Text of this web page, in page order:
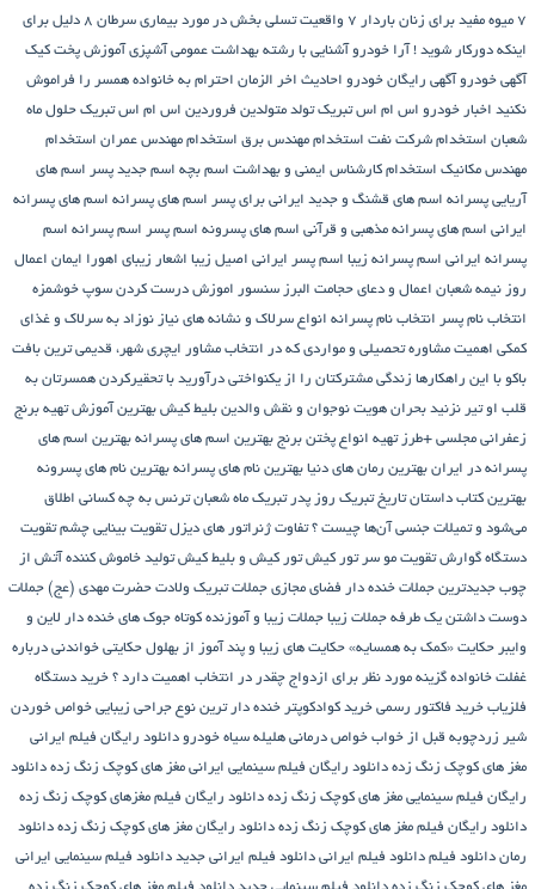
7 میوه مفید برای زنان باردار 7 واقعیت تسلی بخش در مورد بیماری سرطان
8 دلیل برای
اینکه دورکار شوید ! آرا خودرو آشنایی با رشته بهداشت عمومی آشپزی آموزش پخت کیک
آگهی خودرو آگهی رایگان خودرو احادیث اخر الزمان احترام به خانواده همسر را فراموش
نکنید اخبار خودرو اس ام اس تبریک تولد متولدین فروردین اس ام اس تبریک حلول ماه
شعبان استخدام شرکت نفت استخدام مهندس برق استخدام مهندس عمران استخدام
مهندس مکانیک استخدام کارشناس ایمنی و بهداشت اسم بچه اسم جدید پسر اسم های
آریایی پسرانه اسم های قشنگ و جدید ایرانی برای پسر اسم های پسرانه اسم های پسرانه
ایرانی اسم های پسرانه مذهبی و قرآنی اسم های پسرونه اسم پسر اسم پسرانه اسم
پسرانه ایرانی اسم پسرانه زیبا اسم پسر ایرانی اصیل زیبا اشعار زیبای اهورا ایمان اعمال
روز نیمه شعبان اعمال و دعای حجامت البرز سنسور اموزش درست کردن سوپ خوشمزه
انتخاب نام پسر انتخاب نام پسرانه انواع سرلاک و نشانه های نیاز نوزاد به سرلاک و غذای
کمکی اهمیت مشاوره تحصیلی و مواردی که در انتخاب مشاور ایچری شهر، قدیمی ترین بافت
باکو با این راهکارها زندگی مشترکتان را از یکنواختی درآورید با تحقیرکردن همسرتان به
قلب او تیر نزنید بحران هویت نوجوان و نقش والدین بلیط کیش بهترین آموزش تهیه برنج
زعفرانی مجلسی +طرز تهیه انواع پختن برنج بهترین اسم های پسرانه بهترین اسم های
پسرانه در ایران بهترین رمان های دنیا بهترین نام های پسرانه بهترین نام های پسرونه
بهترین کتاب داستان تاریخ تبریک روز پدر تبریک ماه شعبان ترنس به چه کسانی اطلاق
می‌شود و تمیلات جنسی آن‌ها چیست ؟ تفاوت ژنراتور های دیزل تقویت بینایی چشم تقویت
دستگاه گوارش تقویت مو سر تور کیش تور کیش و بلیط کیش تولید خاموش کننده آتش از
چوب جدیدترین جملات خنده دار فضای مجازی جملات تبریک ولادت حضرت مهدی (عج) جملات
دوست داشتن یک طرفه جملات زیبا جملات زیبا و آموزنده کوتاه جوک های خنده دار لاین و
وایبر حکایت «کمک به همسایه» حکایت های زیبا و پند آموز از بهلول حکایتی خواندنی درباره
غفلت خانواده گزینه مورد نظر برای ازدواج چقدر در انتخاب اهمیت دارد ؟ خرید دستگاه
فلزیاب خرید فاکتور رسمی خرید کوادکوپتر خنده دار ترین نوع جراحی زیبایی خواص خوردن
شیر زردچوبه قبل از خواب خواص درمانی هلیله سیاه خودرو دانلود رایگان فیلم ایرانی
مغز های کوچک زنگ زده دانلود رایگان فیلم سینمایی ایرانی مغز های کوچک زنگ زده دانلود
رایگان فیلم سینمایی مغز های کوچک زنگ زده دانلود رایگان فیلم مغزهای کوچک زنگ زده
دانلود رایگان فیلم مغز های کوچک زنگ زده دانلود رایگان مغز های کوچک زنگ زده دانلود
رمان دانلود فیلم دانلود فیلم ایرانی دانلود فیلم ایرانی جدید دانلود فیلم سینمایی ایرانی